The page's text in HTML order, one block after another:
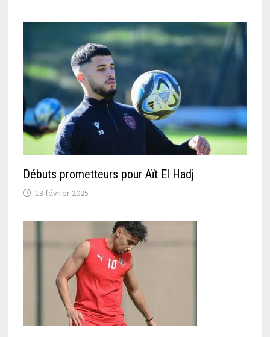
Débuts prometteurs pour Aït El Hadj
13 février 2025